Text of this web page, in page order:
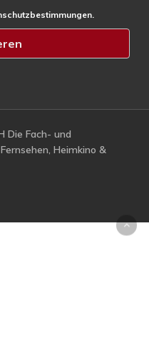
Die Fach- und
Heimkino &